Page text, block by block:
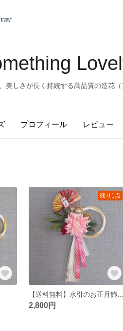
美しさが長く持続する高品質の造花
プロフィール レビュー
残り1点
【送料無料】水引のお正月飾り2026
2,800円